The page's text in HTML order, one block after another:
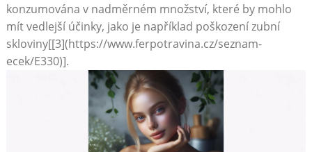
konzumována v nadměrném ‌množství, které ⁢by⁤ mohlo
mít vedlejší účinky, jako je například poškození ​zubní
skloviny[[3](https://www.ferpotravina.cz/seznam-
ecek/E330)].